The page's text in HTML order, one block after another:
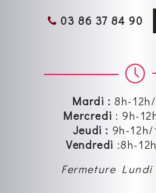
03 86 37 84 90
Mardi : 8h-
Mercredi :9h-
Jeudi : 9h-12h/
Vendredi :8h-12h
Fermeture Lundi